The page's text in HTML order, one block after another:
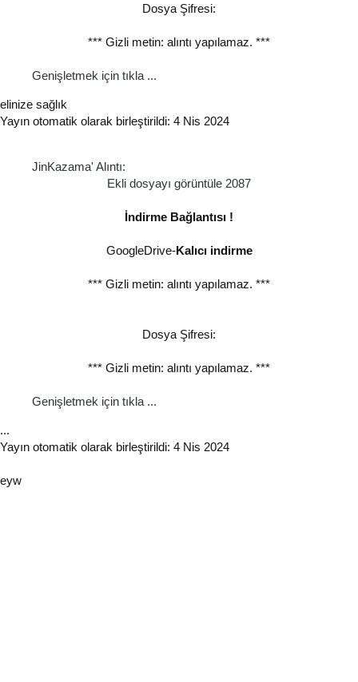
Dosya Şifresi:
*** Gizli metin: alıntı yapılamaz. ***
Genişletmek için tıkla ...
elinize sağlık
Yayın otomatik olarak birleştirildi: 4 Nis 2024
JinKazama' Alıntı:
Ekli dosyayı görüntüle 2087
İndirme Bağlantısı !
GoogleDrive-Kalıcı indirme
*** Gizli metin: alıntı yapılamaz. ***
Dosya Şifresi:
*** Gizli metin: alıntı yapılamaz. ***
Genişletmek için tıkla ...
...
Yayın otomatik olarak birleştirildi: 4 Nis 2024
eyw